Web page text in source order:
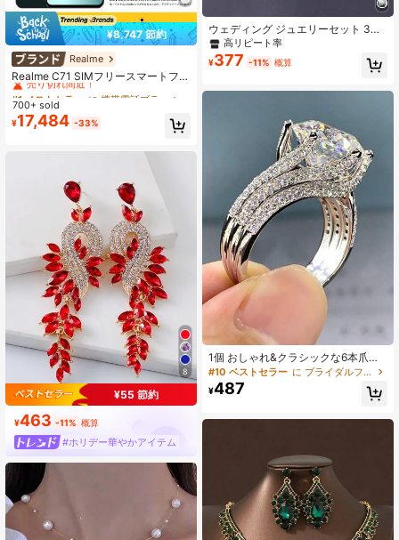
¥8,747 節約
Realme
Realme C71 SIMフリースマートフォ
ン 6GB+128GB/8GB+256GB グロー
バル版 4G LTE、Android 15、50MP
AIカメラ、120Hzディスプレイ、60
00mAh大容量バッテリー、45W急速
#1 ベストセラー
売り切れ間近！
#1 ベストセラー
売り切れ間近！
#1 ベストセラー
売り切れ間近！
#1 ベストセラー
700+ sold
¥17,484 -33%
8
¥55 節約
¥463 -11% 概算
#ホリデー華やかアイテム
ウェディング ジュエリーセット 3点
セット ホワイトゴールド カラー ク
リップオン ピアス ネックレス、ピア
ス不要、ブライダルアクセサリー
高リピート率
¥377 -11% 概算
1個 おしゃれ&クラシックな6本爪の
高級リング、欧米で人気のあるブラ
イダルキュービックジルコニアレデ
ィースリング ロイヤル
#10 ベストセラー に ブライダルファッションリング
¥487